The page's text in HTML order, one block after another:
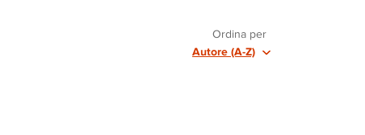
Ordina per
Autore (A-Z)